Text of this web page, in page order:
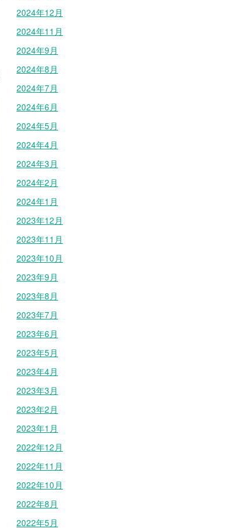
2024年12月
2024年11月
2024年9月
2024年8月
2024年7月
2024年6月
2024年5月
2024年4月
2024年3月
2024年2月
2024年1月
2023年12月
2023年11月
2023年10月
2023年9月
2023年8月
2023年7月
2023年6月
2023年5月
2023年4月
2023年3月
2023年2月
2023年1月
2022年12月
2022年11月
2022年10月
2022年8月
2022年5月